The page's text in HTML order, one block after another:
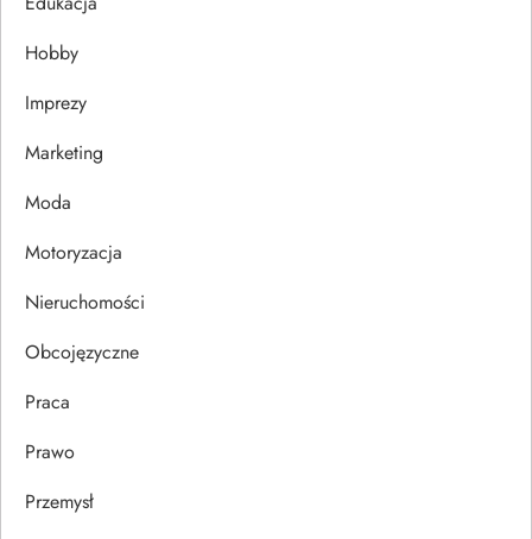
j
a
w
p
i
s
u
Hobby
Imprezy
Marketing
Moda
Motoryzacja
Nieruchomości
Obcojęzyczne
Praca
Prawo
Przemysł